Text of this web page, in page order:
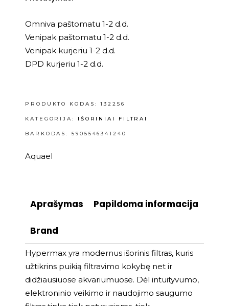
Omniva paštomatu 1-2 d.d.
Venipak paštomatu 1-2 d.d.
Venipak kurjeriu 1-2 d.d.
DPD kurjeriu 1-2 d.d.
PRODUKTO KODAS:132256
KATEGORIJA: IŠORINIAI FILTRAI
BARKODAS: 5905546341240
Aquael
Aprašymas Papildoma informacija
Brand
Hypermax yra modernus išorinis filtras, kuris
užtikrins puikią filtravimo kokybę net ir
didžiausiuose akvariumuose. Dėl intuityvumo,
elektroninio veikimo ir naudojimo saugumo